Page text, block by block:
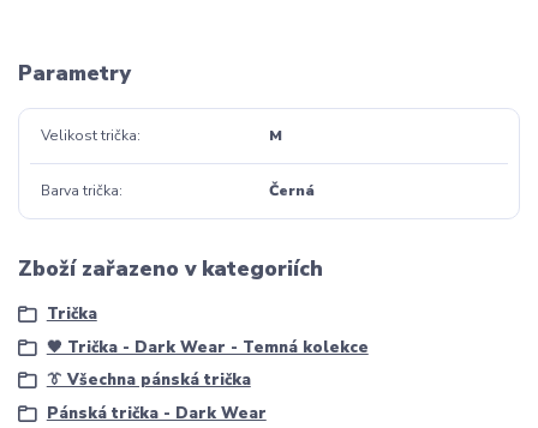
Parametry
Velikost trička M
Barva trička Černá
Zboží zařazeno v kategoriích
Trička
🖤 Trička - Dark Wear - Temná kolekce
👔 Všechna pánská trička
Pánská trička - Dark Wear